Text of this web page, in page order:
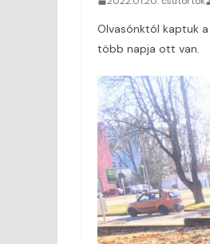
Olvasónktól kaptuk
több napja ott van.